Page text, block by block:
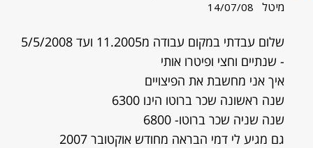
מיטל 14/07/08
שלום עבדתי במקום עבודה מ11.2005 ועד 5/5/2008
- שנתיים וחצי ופיטרו אותי
איך אני מחשבת את הפיצויים
שנה ראשונה שכר ברוטו הינו 6300
שנה שניה שכר ברוטו- 6800
גם מגיע לי דמי הבראה מחודש אוקטובר 2007